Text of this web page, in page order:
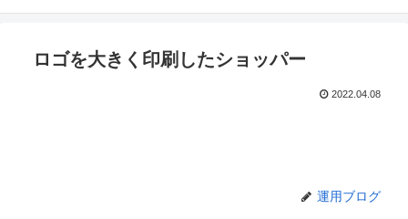
ロゴを大きく印刷したショッパー
2022.04.08
運用ブログ